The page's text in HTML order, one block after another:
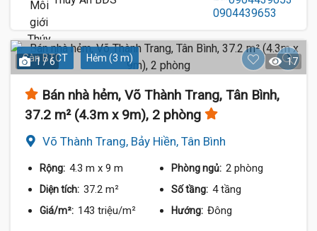
Sàn BTCT Hẻm (3 m)
1 / 6 17
Bán nhà hẻm, Võ Thành Trang, Tân Bình,
37.2 m² (4.3m x 9m), 2 phòng
Võ Thành Trang, Bảy Hiền, Tân Bình
Rộng: 4.3 m x 9 m Phòng ngủ: 2 phòng
Diện tích: 37.2 m² Số tầng: 4 tầng
Giá/m²: 143 triệu/m² Hướng: Đông